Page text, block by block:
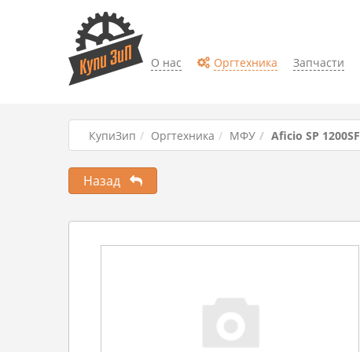
О нас Оргтехника Запчасти
КупиЗип Оргтехника МФУ Aficio SP 1200SF
Назад